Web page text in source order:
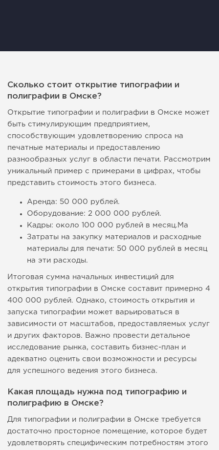
Сколько стоит открытие типографии и
полиграфии в Омске?
Открытие типографии и полиграфии в Омске может
быть стимулирующим предприятием,
способствующим удовлетворению спроса на
печатные материалы и предоставлению
разнообразных услуг в области печати. Рассмотрим
уникальный пример с примерами в цифрах, чтобы
представить стоимость этого бизнеса.
Аренда: 50 000 рублей.
Оборудование: 2 000 000 рублей.
Кадры: около 100 000 рублей в месяц.Ма
Затраты на закупку материалов и расходные
материалы для печати: 50 000 рублей в месяц
на эти расходы.
Итоговая сумма начальных инвестиций для
открытия типографии в Омске составит примерно 4
400 000 рублей. Однако, стоимость открытия и
запуска типографии может варьироваться в
зависимости от масштабов, предоставляемых услуг
и других факторов. Важно провести детальное
исследование рынка, составить бизнес-план и
адекватно оценить свои возможности и ресурсы
для успешного ведения этого бизнеса.
Какая площадь нужна под типографию и
полиграфию в Омске?
Для типографии и полиграфии в Омске требуется
достаточно просторное помещение, которое будет
удовлетворять специфическим потребностям этого